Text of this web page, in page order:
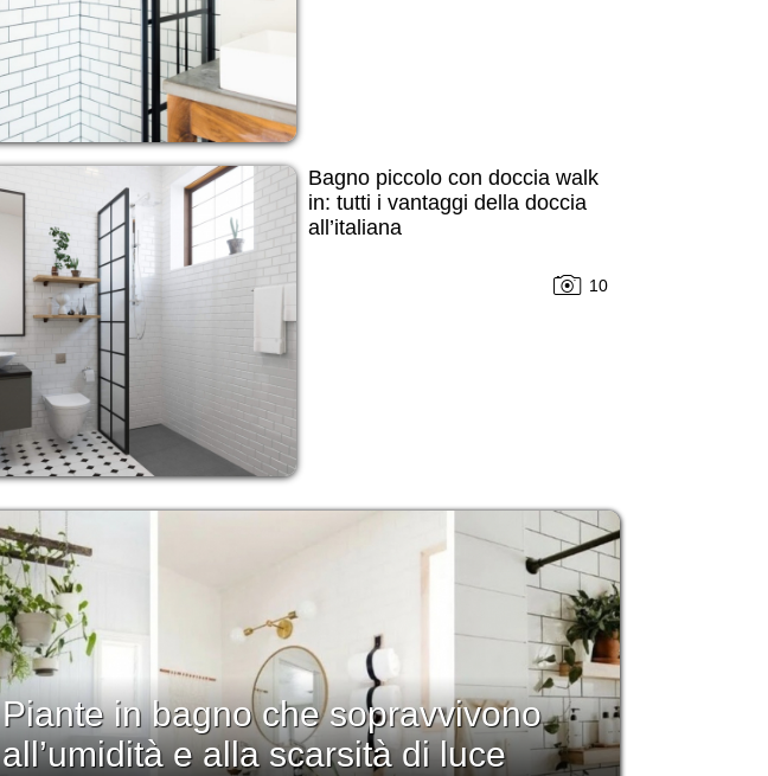
Bagno piccolo con doccia walk
in: tutti i vantaggi della doccia
all’italiana
10
Piante in bagno che sopravvivono
all’umidità e alla scarsità di luce